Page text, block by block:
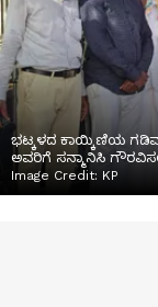
ಭಟ್ಕಳದ ಕಾಯ್ಕಿಣಿಯ
ಅವರಿಗೆ ಸನ್ಮಾನಿಸಿ
Image Credit: KP